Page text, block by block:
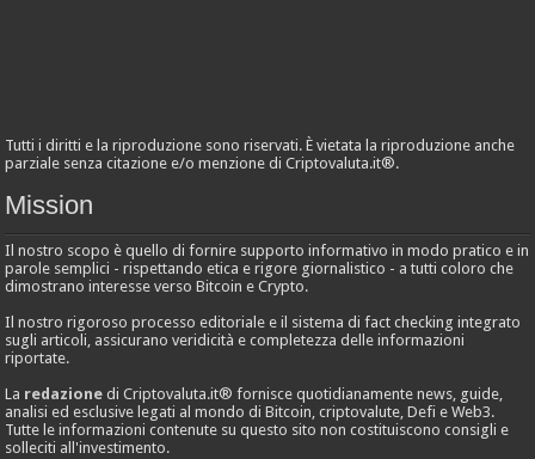
Tutti i diritti e la riproduzione sono riservati. È vietata la riproduzione anche
parziale senza citazione e/o menzione di Criptovaluta.it®.
Mission
Il nostro scopo è quello di fornire supporto informativo in modo pratico e in
parole semplici - rispettando etica e rigore giornalistico - a tutti coloro che
dimostrano interesse verso Bitcoin e Crypto.
Il nostro rigoroso processo editoriale e il sistema di fact checking integrato
sugli articoli, assicurano veridicità e completezza delle informazioni
riportate.
La redazione di Criptovaluta.it® fornisce quotidianamente news, guide,
analisi ed esclusive legati al mondo di Bitcoin, criptovalute, Defi e Web3.
Tutte le informazioni contenute su questo sito non costituiscono consigli e
solleciti all'investimento.